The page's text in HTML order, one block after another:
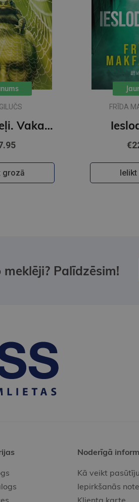
Zīda neceļi. Vakara romāns
grozā
FRĪDA
Palīdzēsim!
Noderīgā
Kā veikt
Iepirkšanās